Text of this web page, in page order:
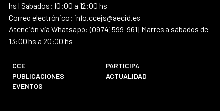
hs | Sábados: 10:00 a 12:00 hs
Correo electrónico: info.ccejs@aecid.es
Atención vía Whatsapp: (0974) 599-961 | Martes a sábados de
13:00 hs a 20:00 hs
CCE
PARTICIPA
PUBLICACIONES
ACTUALIDAD
EVENTOS